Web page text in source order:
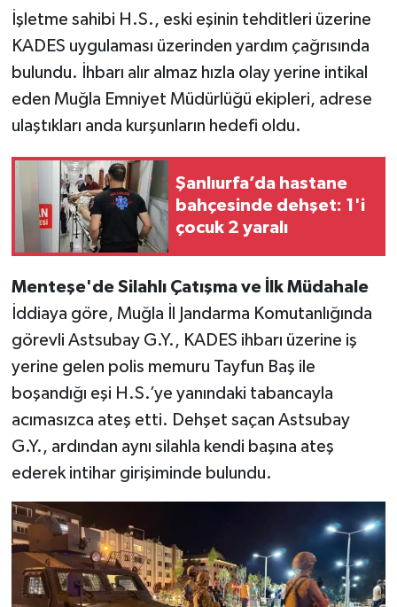
İşletme sahibi H.S., eski eşinin tehditleri üzerine
KADES uygulaması üzerinden yardım çağrısında
bulundu. İhbarı alır almaz hızla olay yerine intikal
eden Muğla Emniyet Müdürlüğü ekipleri, adrese
ulaştıkları anda kurşunların hedefi oldu.
Şanlıurfa’da hastane
bahçesinde dehşet: 1'i
çocuk 2 yaralı
Menteşe'de Silahlı Çatışma ve İlk Müdahale
İddiaya göre, Muğla İl Jandarma Komutanlığında
görevli Astsubay G.Y., KADES ihbarı üzerine iş
yerine gelen polis memuru Tayfun Baş ile
boşandığı eşi H.S.’ye yanındaki tabancayla
acımasızca ateş etti. Dehşet saçan Astsubay
G.Y., ardından aynı silahla kendi başına ateş
ederek intihar girişiminde bulundu.